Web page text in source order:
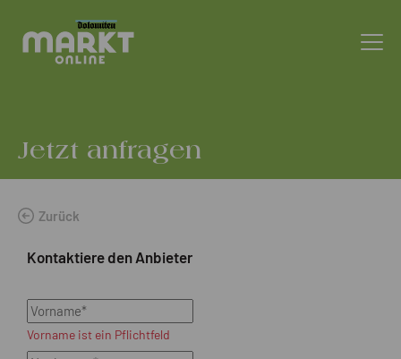
Jetzt anfragen
Zurück
Kontaktiere den Anbieter
Vorname ist ein Pflichtfeld